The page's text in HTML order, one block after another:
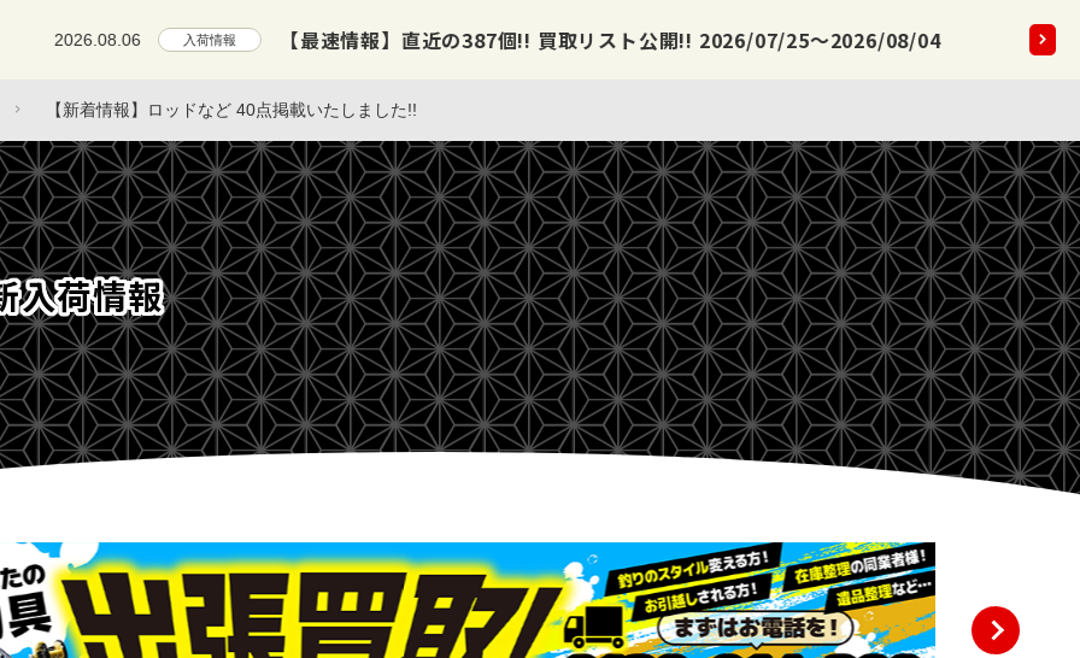
2026.08.06 入荷情報 【最速情報】直近の387個!! 買取リスト公開!! 2026/07/25～2026/08/04
【新着情報】ロッドなど 40点掲載いたしました!!
入荷情報